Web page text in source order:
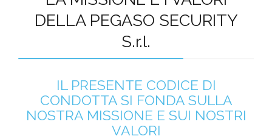
DELLA PEGASO SECURITY
S.r.l.
IL PRESENTE CODICE DI
CONDOTTA SI FONDA SULLA
NOSTRA MISSIONE E SUI NOSTRI
VALORI